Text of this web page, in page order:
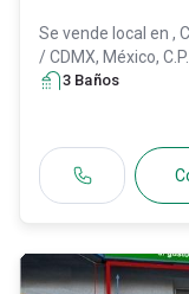
Se vende local en ,
/ CDMX, México,
3 Baños